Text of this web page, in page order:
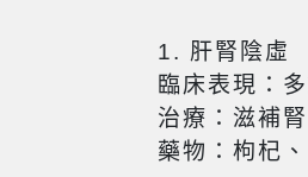
1. 肝腎陰虛
臨床表現：
治療：滋補
藥物：枸杞